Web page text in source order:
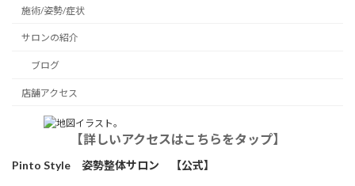
施術/姿勢/症状
サロンの紹介
ブログ
店舗アクセス
【詳しいアクセスはこちらをタップ】
Pinto Style 姿勢整体サロン 【公式】